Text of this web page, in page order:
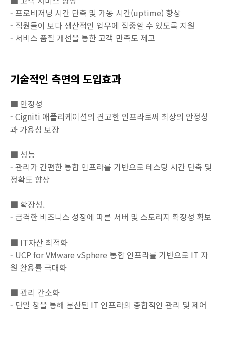
- 프로비저닝 시간 단축 및 가동 시간(uptime) 향상
- 직원들이 보다 생산적인 업무에 집중할 수 있도록 지원
- 서비스 품질 개선을 통한 고객 만족도 제고
기술적인 측면의 도입효과
■ 안정성
- Cigniti 애플리케이션의 견고한 인프라로써 최상의 안정성
과 가용성 보장
■ 성능
- 관리가 간편한 통합 인프라를 기반으로 테스팅 시간 단축 및
정확도 향상
■ 확장성.
- 급격한 비즈니스 성장에 따른 서버 및 스토리지 확장성 확보
■ IT자산 최적화
- UCP for VMware vSphere 통합 인프라를 기반으로 IT 자
원 활용률 극대화
■ 관리 간소화
- 단일 창을 통해 분산된 IT 인프라의 종합적인 관리 및 제어